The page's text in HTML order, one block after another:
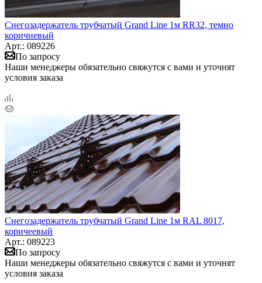
Снегозадержатель трубчатый Grand Line 1м RR32, темно
коричневый
Арт.: 089226
По запросу
Наши менеджеры обязательно свяжутся с вами и уточнят
условия заказа
Снегозадержатель трубчатый Grand Line 1м RAL 8017,
коричеевый
Арт.: 089223
По запросу
Наши менеджеры обязательно свяжутся с вами и уточнят
условия заказа